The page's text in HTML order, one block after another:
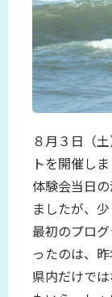
８月３日（
トを開催しま
体験会当日
ましたが、
最初のプロ
ったのは、
県内だけで